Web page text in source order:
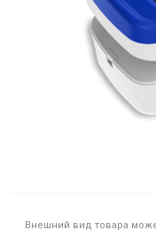
Внешний вид товара